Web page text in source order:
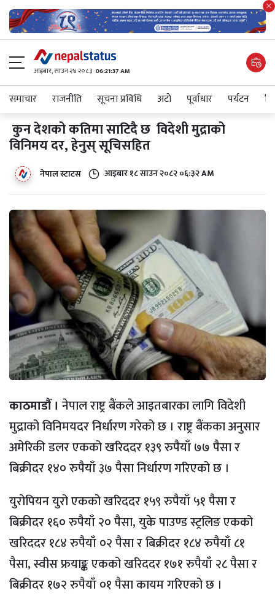
आइबार​, साउन २४ २०८३ 06:21:38 AM
समाचार राजनीति सूचना प्रविधि अटाे पूर्वाधार पर्यटन
कुन देशको कतिमा साटिदै छ विदेशी मुद्राको
विनिमय दर, हेनुस् सूचिसहित
नेपाल स्टाटस आइबार​ १८ साउन २०८२ ०६:३२ AM
काठमाडौं । नेपाल राष्ट्र बैंकले आइतबारका लागि विदेशी
मुद्राको विनिमयदर निर्धारण गरेको छ । राष्ट्र बैंकका अनुसार
अमेरिकी डलर एकको खरिददर १३९ रुपैयाँ ७७ पैसा र
बिक्रीदर १४० रुपैयाँ ३७ पैसा निर्धारण गरिएको छ ।
युरोपियन युरो एकको खरिददर १५९ रुपैयाँ ५१ पैसा र
बिक्रीदर १६० रुपैयाँ २० पैसा, युके पाउण्ड स्ट्रलिङ एकको
खरिददर १८४ रुपैयाँ ०२ पैसा र बिक्रीदर १८४ रुपैयाँ ८१
पैसा, स्वीस फ्रयाङ्क एकको खरिददर १७१ रुपैयाँ २८ पैसा र
बिक्रीदर १७२ रुपैयाँ ०१ पैसा कायम गरिएको छ ।